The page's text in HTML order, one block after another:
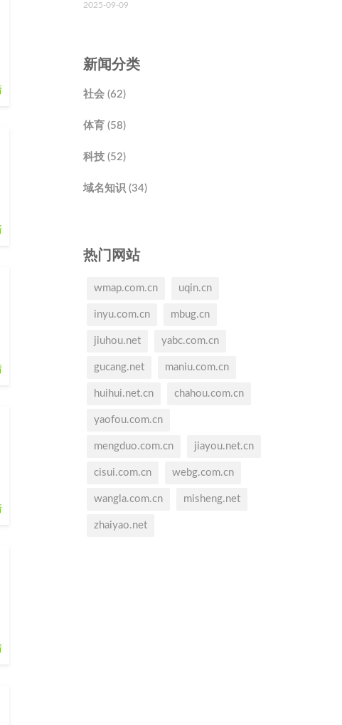
2025-09-09
新闻分类
社会 (62)
体育 (58)
科技 (52)
域名知识 (34)
热门网站
wmap.com.cn uqin.cn
inyu.com.cn mbug.cn
jiuhou.net yabc.com.cn
gucang.net maniu.com.cn
huihui.net.cn chahou.com.cn
yaofou.com.cn
mengduo.com.cn jiayou.net.cn
cisui.com.cn webg.com.cn
wangla.com.cn misheng.net
zhaiyao.net